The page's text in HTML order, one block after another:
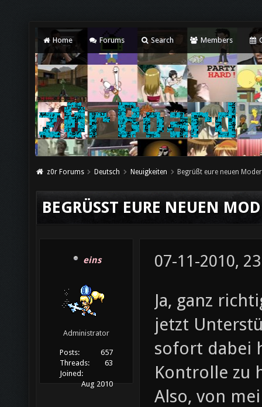
Home Forums Search Members
z0r Forums Deutsch Neuigkeiten Begrüßt eure neuen
BEGRÜSST EURE NEUEN
eins
Administrator
Posts:
657
Threads:
63
Joined:
Aug 2010
07-11-2010,
Ja, ganz
jetzt
sofort dabei
Kontrolle zu
Also, von